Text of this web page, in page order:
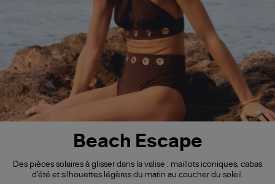
Beach Escape
Des pièces solaires à glisser dans la valise : maillots iconiques, cabas
d’été et silhouettes légères du matin au coucher du soleil.